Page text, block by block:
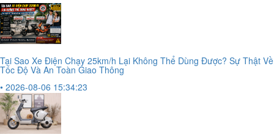
Tại Sao Xe Điện Chạy 25km/h Lại Không Thể Dùng Được? Sự Thật Về
Tốc Độ Và An Toàn Giao Thông
• 2026-08-06 15:34:23